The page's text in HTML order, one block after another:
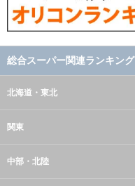
総合スーパー関連ランキング
北海道・東北
関東
中部・北陸